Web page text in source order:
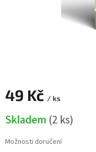
49 Kč / ks
cena:
Skladem (2 ks)
Možnosti doručení